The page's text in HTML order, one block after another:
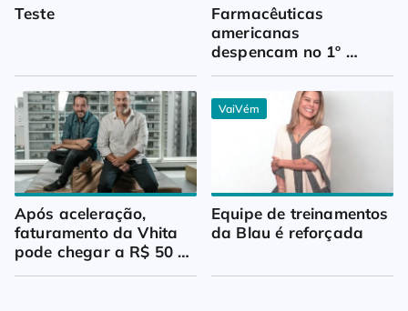
Teste
Farmacêuticas
americanas
despencam no 1º
Após aceleração,
faturamento da Vhita
pode chegar a R$ 50
milhões
VaiVém
Equipe de treinamentos
da Blau é reforçada